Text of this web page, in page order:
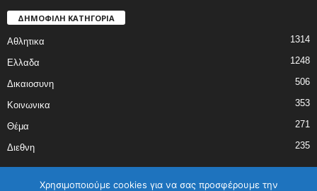
ΔΗΜΟΦΙΛΗ ΚΑΤΗΓΟΡΙΑ
Αθλητικα 1314
Ελλαδα 1248
Δικαιοσυνη 506
Κοινωνικα 353
Θέμα 271
Διεθνη 235
Χρησιμοποιούμε cookies για να σας προσφέρουμε την